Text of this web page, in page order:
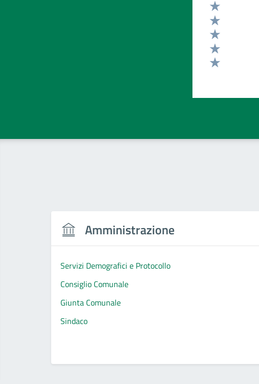
Valuta 5
Valuta 4
Valuta 3
Valuta 2
Amministrazione
Servizi Demografici e Protocollo
Consiglio Comunale
Giunta Comunale
Sindaco